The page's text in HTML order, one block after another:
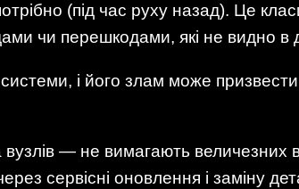
(під час руху назад). Це
чи перешкодами, які не видно в
і його злам може
— не вимагають величезних
сервісні оновлення і заміну